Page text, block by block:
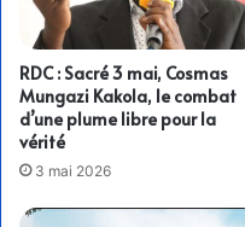
RDC : Sacré 3 mai, Cosmas
Mungazi Kakola, le combat
d’une plume libre pour la
vérité
3 mai 2026